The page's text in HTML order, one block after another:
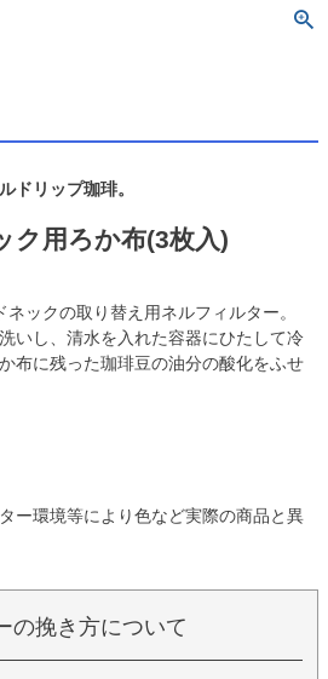
ドリップ珈琲。
ク用ろか布(3枚入)
ックの取り替え用ネルフィルター。
いし、清水を入れた容器にひたして冷
布に残った珈琲豆の油分の酸化をふせ
ー環境等により色など実際の商品と異
の挽き方について